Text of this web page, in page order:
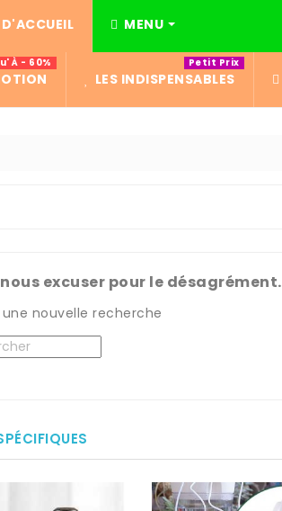
MENU
À - 60%
LES INDISPENSABLES
Petit Prix
excuser pour le désagrément.
nouvelle recherche
 0/5